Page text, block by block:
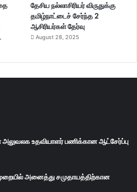
தேசிய நல்லாசிரியர் விருதுக்கு
தமிழ்நாட்டைச் சேர்ந்த 2
ஆசிரியர்கள் தேர்வு
August 28, 2025
அலுவலக உதவியாளர் பணிக்கான ஆட்சேர்ப்பு
அனைத்து சமுதாயத்திற்கான